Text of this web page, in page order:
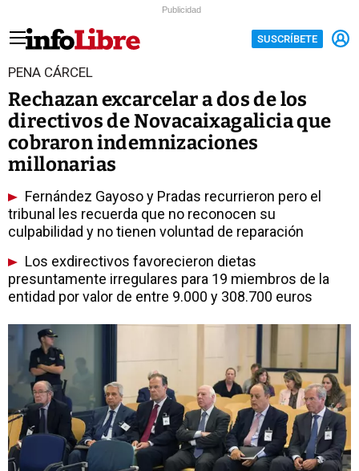
Publicidad
SUSCRÍBETE
PENA CÁRCEL
Rechazan excarcelar a dos de los
directivos de Novacaixagalicia que
cobraron indemnizaciones
millonarias
Fernández Gayoso y Pradas recurrieron pero el
tribunal les recuerda que no reconocen su
culpabilidad y no tienen voluntad de reparación
Los exdirectivos favorecieron dietas
presuntamente irregulares para 19 miembros de la
entidad por valor de entre 9.000 y 308.700 euros